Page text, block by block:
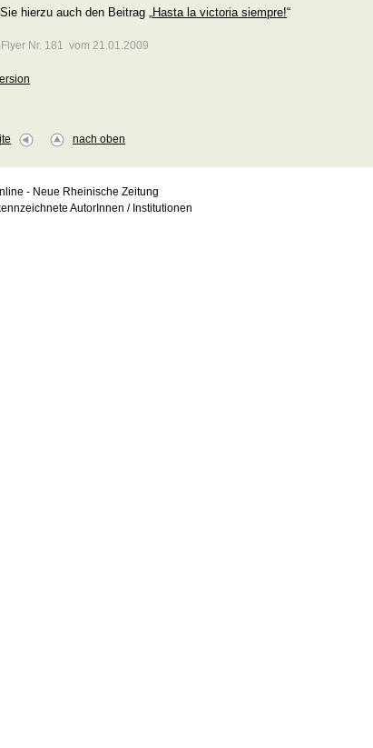
hierzu auch den Beitrag „Hasta la victoria siempre!“
Nr. 181 vom 21.01.2009
nach oben
- Neue Rheinische Zeitung
AutorInnen / Institutionen